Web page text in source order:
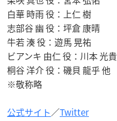
白華 時雨 役：上仁 樹
志部谷 幽 役：坪倉 康晴
牛若 湊 役：遊馬 晃祐
ビアンキ 由仁 役：川本 光貴
桐谷 洋介 役：磯貝 龍乎 他
※敬称略
公式サイト／Twitter